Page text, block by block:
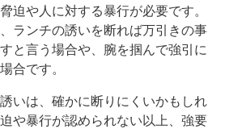
迫や人に対する暴行が必要です。
ランチの誘いを断れば万引きの事
と言う場合や、腕を掴んで強引に
合です。
いは、確かに断りにくいかもしれ
や暴行が認められない以上、強要